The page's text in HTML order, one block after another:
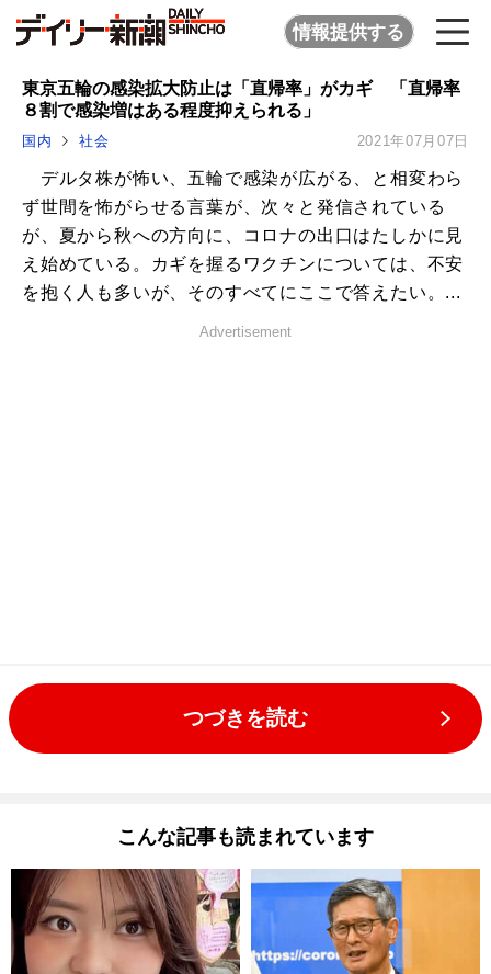
情報提供する
東京五輪の感染拡大防止は「直帰率」がカギ 「直帰率
８割で感染増はある程度抑えられる」
国内 社会 2021年07月07日
デルタ株が怖い、五輪で感染が広がる、と相変わら
ず世間を怖がらせる言葉が、次々と発信されている
が、夏から秋への方向に、コロナの出口はたしかに見
え始めている。カギを握るワクチンについては、不安
を抱く人も多いが、そのすべてにここで答えたい。...
Advertisement
つづきを読む
こんな記事も読まれています